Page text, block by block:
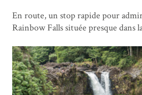
En route, un stop rapide pour
Rainbow Falls située presque dans